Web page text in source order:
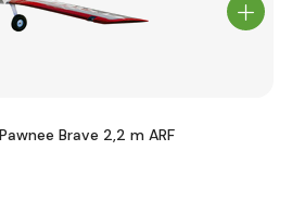
Brave 2,2 m ARF